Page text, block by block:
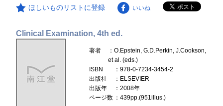
ほしいものリストに登録 いいね
Clinical Examination, 4th ed.
著者
：O.Epstein, G.D.Perkin, J.Cookson,
et al. (eds.)
ISBN
：978-0-7234-3454-2
出版社
：ELSEVIER
出版年
：2008年
ページ数 ：439pp.(951illus.)